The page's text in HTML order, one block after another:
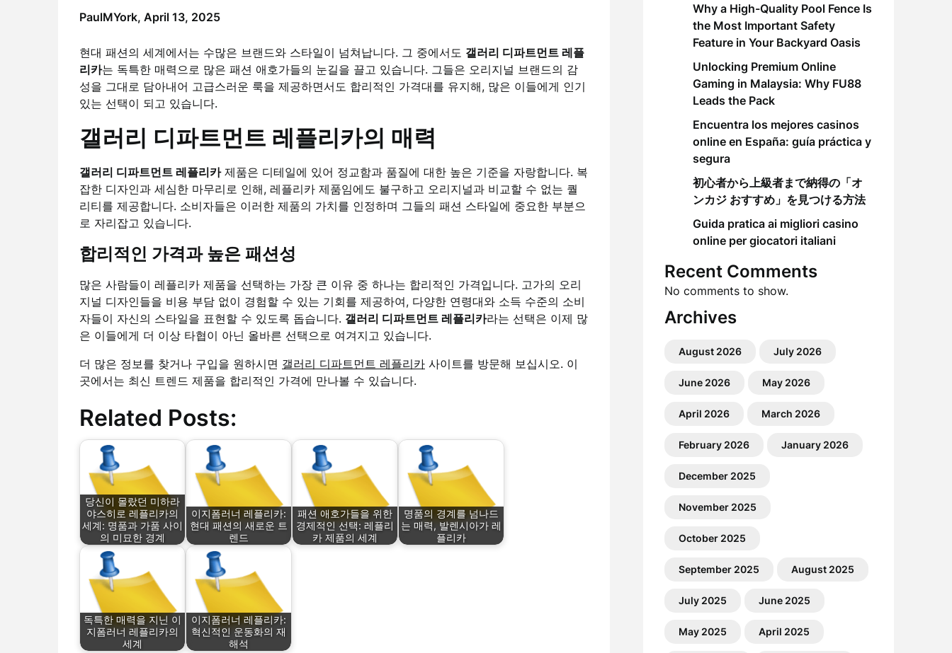
PaulMYork, April 13, 2025
현대 패션의 세계에서는 수많은 브랜드와 스타일이 넘쳐납니다. 그 중에서도 갤러리 디파트먼트 레플
리카는 독특한 매력으로 많은 패션 애호가들의 눈길을 끌고 있습니다. 그들은 오리지널 브랜드의 감
성을 그대로 담아내어 고급스러운 룩을 제공하면서도 합리적인 가격대를 유지해, 많은 이들에게 인기
있는 선택이 되고 있습니다.
갤러리 디파트먼트 레플리카의 매력
갤러리 디파트먼트 레플리카제품은 디테일에 있어 정교함과 품질에 대한 높은 기준을 자랑합니다. 복
잡한 디자인과 세심한 마무리로 인해, 레플리카 제품임에도 불구하고 오리지널과 비교할 수 없는 퀄
리티를 제공합니다. 소비자들은 이러한 제품의 가치를 인정하며 그들의 패션 스타일에 중요한 부분으
로 자리잡고 있습니다.
합리적인 가격과 높은 패션성
많은 사람들이 레플리카 제품을 선택하는 가장 큰 이유 중 하나는 합리적인 가격입니다. 고가의 오리
지널 디자인들을 비용 부담 없이 경험할 수 있는 기회를 제공하여, 다양한 연령대와 소득 수준의 소비
자들이 자신의 스타일을 표현할 수 있도록 돕습니다. 갤러리 디파트먼트 레플리카라는 선택은 이제 많
은 이들에게 더 이상 타협이 아닌 올바른 선택으로 여겨지고 있습니다.
더 많은 정보를 찾거나 구입을 원하시면 갤러리 디파트먼트 레플리카 사이트를 방문해 보십시오. 이
곳에서는 최신 트렌드 제품을 합리적인 가격에 만나볼 수 있습니다.
Related Posts:
당신이 몰랐던 미하라
야스히로 레플리카의
세계: 명품과 가품 사이
의 미묘한 경계
이지폼러너 레플리카:
현대 패션의 새로운 트
렌드
패션 애호가들을 위한
경제적인 선택: 레플리
카 제품의 세계
명품의 경계를 넘나드
는 매력, 발렌시아가 레
플리카
독특한 매력을 지닌 이
지폼러너 레플리카의
세계
이지폼러너 레플리카:
혁신적인 운동화의 재
해석
Why a High-Quality Pool Fence Is
the Most Important Safety
Feature in Your Backyard Oasis
Unlocking Premium Online
Gaming in Malaysia: Why FU88
Leads the Pack
Encuentra los mejores casinos
online en España: guía práctica y
segura
初心者から上級者まで納得の「オ
ンカジ おすすめ」を見つける方法
Guida pratica ai migliori casino
online per giocatori italiani
Recent Comments
No comments to show.
Archives
August 2026 July 2026
June 2026 May 2026
April 2026 March 2026
February 2026 January 2026
December 2025
November 2025
October 2025
September 2025 August 2025
July 2025 June 2025
May 2025 April 2025